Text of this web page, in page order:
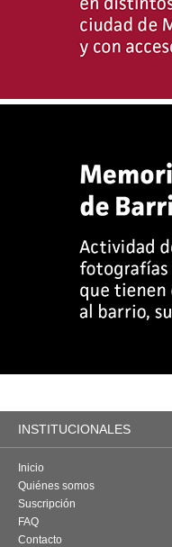
INSTITUCIONALES
Inicio
Quiénes somos
Suscripción
FAQ
Contacto